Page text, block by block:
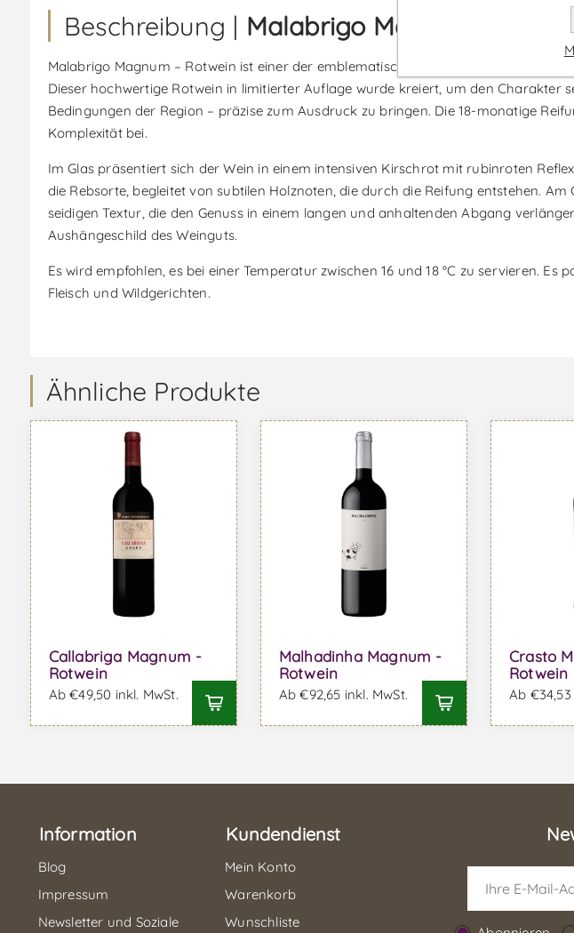
Beschreibung | Malabrigo Magnum -
Malabrigo Magnum – Rotwein ist einer der emblematischsten Weine von Cepa 21
Dieser hochwertige Rotwein in limitierter Auflage wurde kreiert, um den
Bedingungen der Region – präzise zum Ausdruck zu bringen. Die 18-monatige
Komplexität bei.
Im Glas präsentiert sich der Wein in einem intensiven Kirschrot mit rubinroten
die Rebsorte, begleitet von subtilen Holznoten, die durch die Reifung entstehen.
seidigen Textur, die den Genuss in einem langen und anhaltenden Abgang
Aushängeschild des Weinguts.
Es wird empfohlen, es bei einer Temperatur zwischen 16 und 18 °C zu servieren.
Fleisch und Wildgerichten.
Ähnliche Produkte
Callabriga Magnum -
Rotwein
Ab €49,50 inkl. MwSt.
Malhadinha Magnum -
Rotwein
Ab €92,65 inkl. MwSt.
Crasto
Rotwein
Ab €34,53
Information
Blog
Impressum
Newsletter und Soziale
Kundendienst
Mein Konto
Warenkorb
Wunschliste